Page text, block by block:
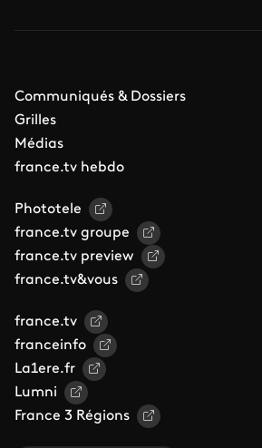
Communiqués & Dossiers
Grilles
Médias
france.tv hebdo
Phototele
france.tv groupe
france.tv preview
france.tv&vous
france.tv
franceinfo
La1ere.fr
Lumni
France 3 Régions